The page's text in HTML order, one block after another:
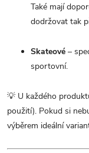
Také mají
dodržovat tak
Skateové –
sportovní.
💡 U každého
použití). Pokud si
výběrem ideální